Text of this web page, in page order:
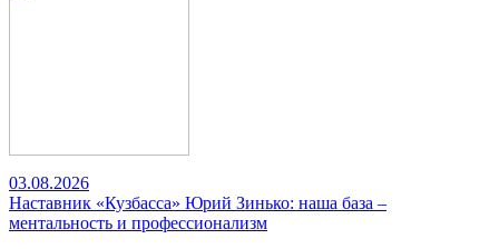
03.08.2026
Наставник «Кузбасса» Юрий Зинько: наша база –
ментальность и профессионализм